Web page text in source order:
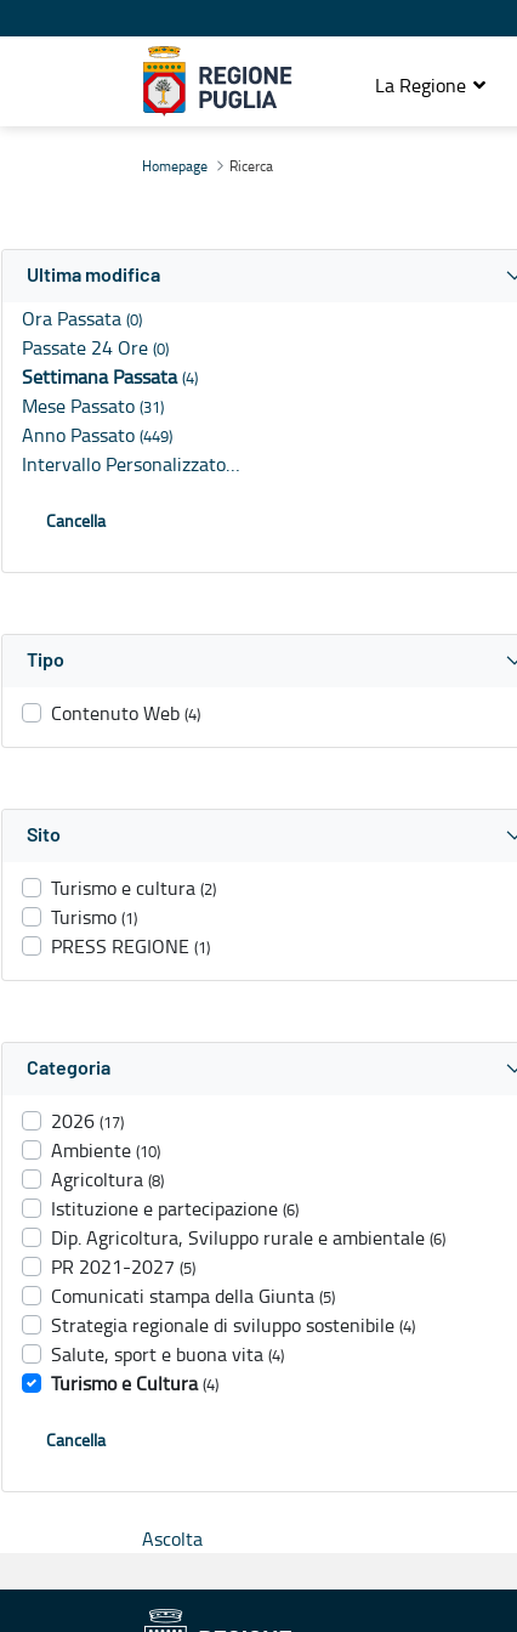
La Regione
Homepage Ricerca
Ultima modifica
Ora Passata (0)
Passate 24 Ore (0)
Settimana Passata(4)
Mese Passato (31)
Anno Passato (449)
Intervallo Personalizzato…
Cancella
Tipo
Contenuto Web (4)
Sito
Turismo e cultura (2)
Turismo (1)
PRESS REGIONE (1)
Categoria
2026 (17)
Ambiente (10)
Agricoltura (8)
Istituzione e partecipazione (6)
Dip. Agricoltura, Sviluppo rurale e ambientale (6)
PR 2021-2027 (5)
Comunicati stampa della Giunta (5)
Strategia regionale di sviluppo sostenibile (4)
Salute, sport e buona vita (4)
Turismo e Cultura (4)
Cancella
Ascolta